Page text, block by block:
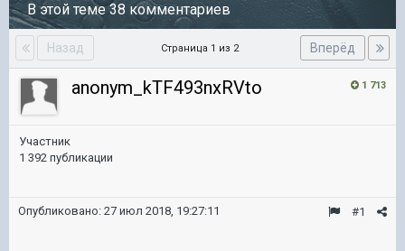
В этой теме 38 комментариев
Назад Вперёд
Страница 1 из 2
1 713
anonym_kTF493nxRVto
Участник
1 392 публикации
#1
Опубликовано: 27 июл 2018, 19:27:11